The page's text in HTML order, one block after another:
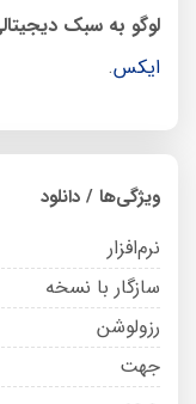
لوگو به سبک
ایکس.
ویژگی‌ها / دانلود
نرم‌افزار
سازگار با نسخه
رزولوشن
جهت